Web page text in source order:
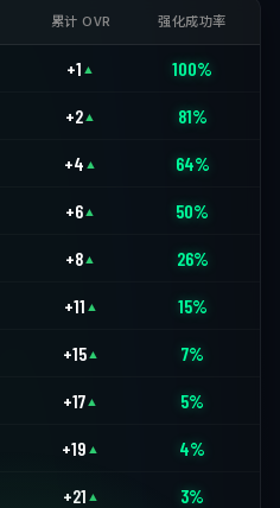
累计 OVR 强化成功率
+1 ▲ 100%
+2 ▲ 81%
+4 ▲ 64%
+6 ▲ 50%
+8 ▲ 26%
+11 ▲ 15%
+15▲ 7%
+17 ▲ 5%
+19 ▲ 4%
+21 ▲ 3%